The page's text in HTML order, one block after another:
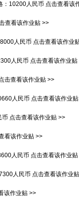
： 10200人民币 点击查看该
查看该作业贴 >>
人民币 点击查看该作业
人民币 点击查看该作业贴
击查看该作业贴 >>
人民币 点击查看该作业
币 点击查看该作业贴 >>
看该作业贴 >>
人民币 点击查看该作业
人民币 点击查看该作业
该作业贴 >>